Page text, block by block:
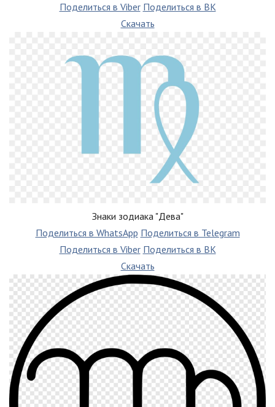
Поделиться в Viber Поделиться в ВК
Скачать
Знаки зодиака "Дева"
Поделиться в WhatsApp Поделиться в Telegram
Поделиться в Viber Поделиться в ВК
Скачать